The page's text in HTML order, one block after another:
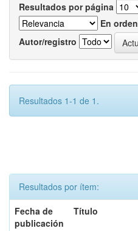
Resultados por página
En orden
Autor/registro
Resultados 1-1 de 1.
Resultados por ítem:
Fecha de
publicación
Título